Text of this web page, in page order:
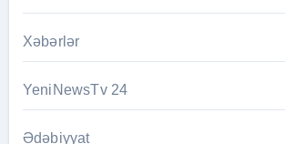
Xəbərlər
YeniNewsTv 24
Ədəbiyyat